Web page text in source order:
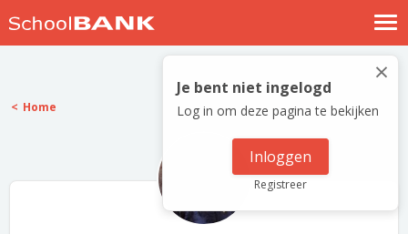
Nostalgische verhalen
Log in
Meld je gratis aan
×
Je bent niet ingelogd
Log in om deze pagina te bekijken
Inloggen
Registreer
Home